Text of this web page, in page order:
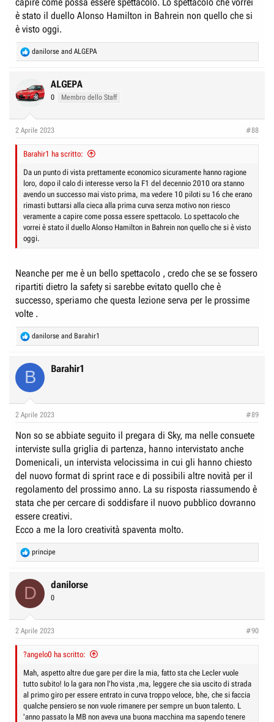
è stato il duello Alonso Hamilton in Bahrein non quello che si
è visto oggi.
R
e
t
i
s
danilorse and ALGEPA
ALGEPA
0 Membro dello Staff
2 Aprile 2023 #88
Barahir1 ha scritto:
Da un punto di vista prettamente economico sicuramente hanno ragione
loro, dopo il calo di interesse verso la F1 del decennio 2010 ora stanno
avendo un successo mai visto prima, ma vedere 10 piloti su 16 che erano
rimasti buttarsi alla cieca alla prima curva senza motivo non riesco
veramente a capire come possa essere spettacolo. Lo spettacolo che
vorrei è stato il duello Alonso Hamilton in Bahrein non quello che si è visto
oggi.
Neanche per me è un bello spettacolo , credo che se se fossero
ripartiti dietro la safety si sarebbe evitato quello che è
successo, speriamo che questa lezione serva per le prossime
volte .
R
e
c
t
s
danilorse and Barahir1
B Barahir1
2 Aprile 2023 #89
Non so se abbiate seguito il pregara di Sky, ma nelle consuete
interviste sulla griglia di partenza, hanno intervistato anche
Domenicali, un intervista velocissima in cui gli hanno chiesto
del nuovo format di sprint race e di possibili altre novità per il
regolamento del prossimo anno. La su risposta riassumendo è
stata che per cercare di soddisfare il nuovo pubblico dovranno
essere creativi.
Ecco a me la loro creatività spaventa molto.
R
e
c
s
principe
D danilorse
0
2 Aprile 2023 #90
?angelo0 ha scritto:
Mah, aspetto altre due gare per dire la mia, fatto sta che Lecler vuole
tutto subito! Io la gara non l'ho vista ,ma, leggere che sia uscito di strada
al primo giro per essere entrato in curva troppo veloce, bhe, che si faccia
qualche pensiero se non vuole rimanere per sempre un buon talento. L
'anno passato la MB non aveva una buona macchina ma sapendo tenere